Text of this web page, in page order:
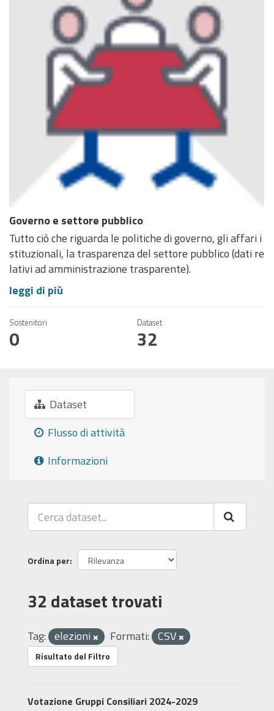
Governo e settore pubblico
Tutto ciò che riguarda le politiche di governo, gli affari i
stituzionali, la trasparenza del settore pubblico (dati re
lativi ad amministrazione trasparente).
leggi di più
Sostenitori
0
Dataset
32
Dataset
Flusso di attività
Informazioni
Ordina per
32 dataset trovati
Tag: elezioni Formati: CSV
Risultato del Filtro
Votazione Gruppi Consiliari 2024-2029